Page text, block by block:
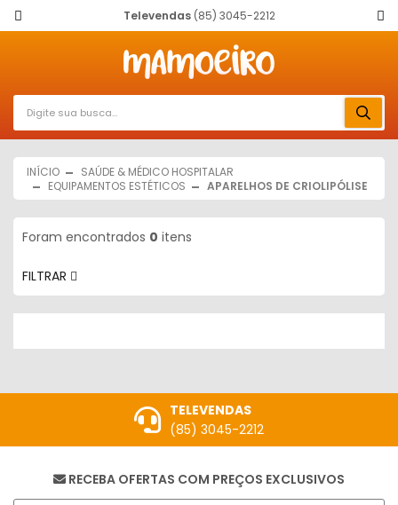
Televendas(85) 3045-2212
INÍCIO
SAÚDE & MÉDICO HOSPITALAR
EQUIPAMENTOS ESTÉTICOS
APARELHOS DE CRIOLIPÓLISE
Foram encontrados 0 itens
FILTRAR
TELEVENDAS
(85) 3045-2212
RECEBA OFERTAS COM PREÇOS EXCLUSIVOS